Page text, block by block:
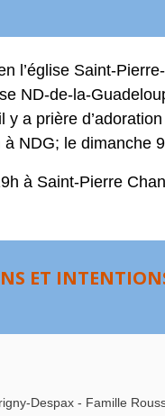
l’église Saint-
ND-de-la-
y a prière
NDG; le dimanche
à Saint-Pierre
ET
Despax - Famille